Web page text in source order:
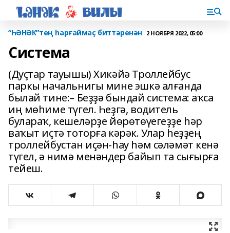
“ҺӘНӘК”тең һарғаймаҫ биттәренән 2 НОЯБРЯ 2022, 05:00
Система
(Дуҫтар тауышы) Хикәйә Троллейбус
паркы начальнигы мине эшкә алғанда
былай тине:– Беҙҙә бындай система: аҡса
иң мөһиме түгел. Һеҙгә, водитель
булараҡ, кешеләрҙе йөрөтөүегеҙҙе һәр
ваҡыт иҫтә тоторға кәрәк. Улар һеҙҙең
троллейбустан иҫән-һау һәм сәләмәт кенә
түгел, ә нимә менәндер байып та сығырға
тейеш.